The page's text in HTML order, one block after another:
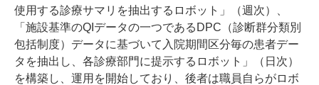
使用する診療サマリを抽出するロボット」（週次）、
「施設基準のQIデータの一つであるDPC（診断群分類別
包括制度）データに基づいて入院期間区分毎の患者デー
タを抽出し、各診療部門に提示するロボット」（日次）
を構築し、運用を開始しており、後者は職員自らがロボ